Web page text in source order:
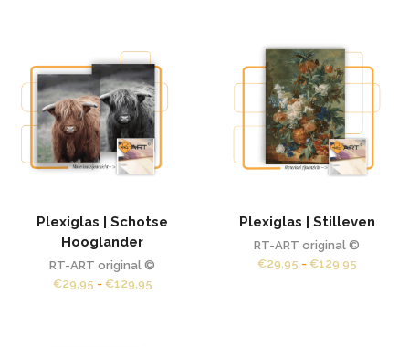
Plexiglas | Schotse
Hooglander
RT-ART original ©
€29,95 - €129,95Prijsklasse:
Plexiglas | Stilleven
RT-ART original ©
€29,95 - €129,95